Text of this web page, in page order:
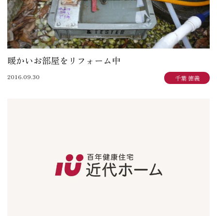
松本 典朗：近代ホームイズム継承者の気づき
暖かいお部屋をリフォーム中
2016.09.30 千葉 徳義